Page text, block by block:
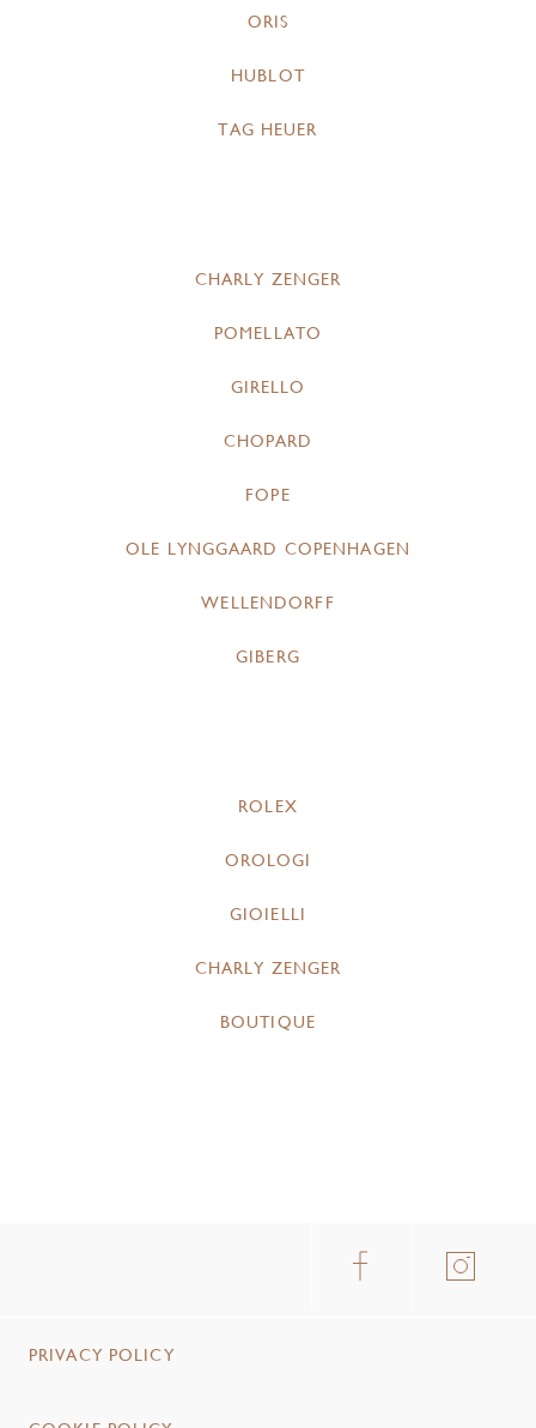
ORIS
HUBLOT
TAG HEUER
CHARLY ZENGER
POMELLATO
GIRELLO
CHOPARD
FOPE
OLE LYNGGAARD COPENHAGEN
WELLENDORFF
GIBERG
ROLEX
OROLOGI
GIOIELLI
CHARLY ZENGER
BOUTIQUE
PRIVACY POLICY